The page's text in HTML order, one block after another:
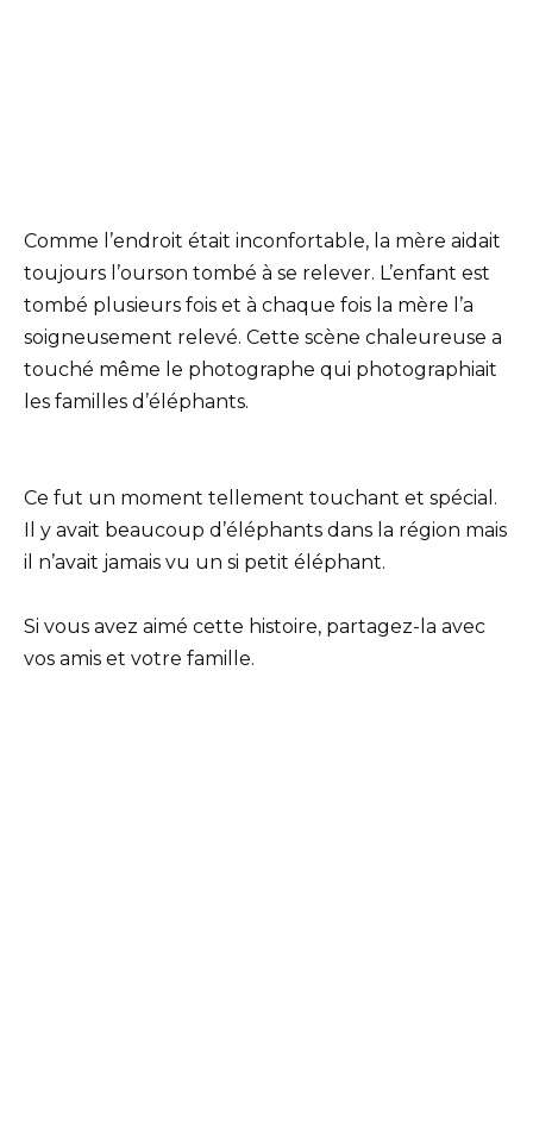
Comme l’endroit était inconfortable, la mère aidait
toujours l’ourson tombé à se relever. L’enfant est
tombé plusieurs fois et à chaque fois la mère l’a
soigneusement relevé. Cette scène chaleureuse a
touché même le photographe qui photographiait
les familles d’éléphants.
Ce fut un moment tellement touchant et spécial.
Il y avait beaucoup d’éléphants dans la région mais
il n’avait jamais vu un si petit éléphant.
Si vous avez aimé cette histoire, partagez-la avec
vos amis et votre famille.